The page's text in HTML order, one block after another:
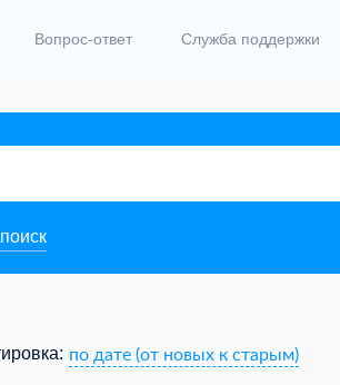
Вопрос-ответ Служба поддержки
по дате (от новых к старым)